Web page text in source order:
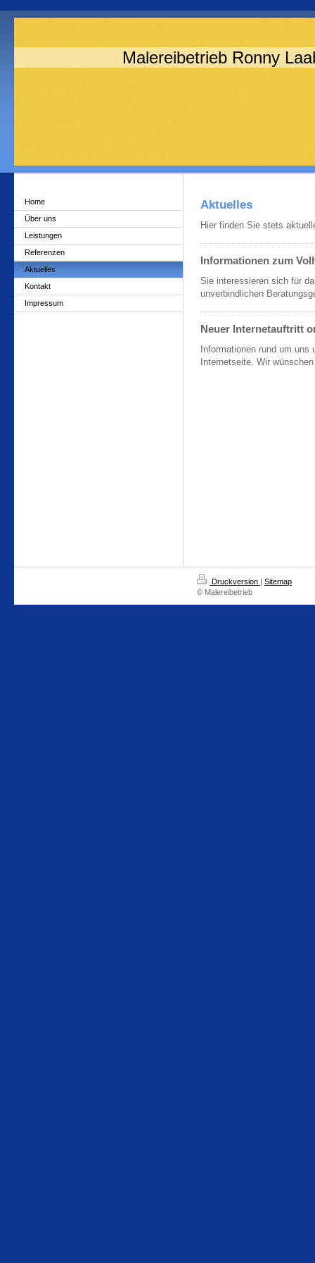
Malereibetrieb Ronny
Home
Über uns
Leistungen
Referenzen
Aktuelles
Kontakt
Impressum
Aktuelles
Hier finden Sie stets
Informationen zum
Sie interessieren sich für
unverbindlichen
Neuer Internetauftritt
Informationen rund um
Internetseite. Wir
Druckversion | Sitemap
© Malereibetrieb